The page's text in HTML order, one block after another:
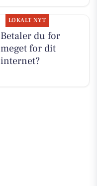
LOKALT NYT
Betaler du for
meget for dit
internet?